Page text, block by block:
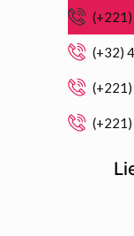
(+32)